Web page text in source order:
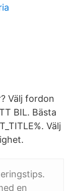
Välj fordon
BIL. Bästa
Välj
en